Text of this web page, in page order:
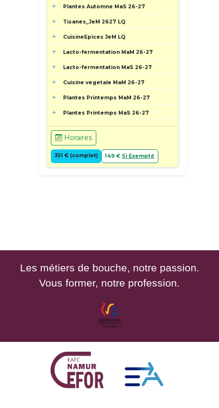
Plantes Automne MaS 26-27
Tisanes_JeM 2627 LQ
CuisineEpices JeM LQ
Lacto-fermentation MaM 26-27
Lacto-fermentation MaS 26-27
Cuisine vegetale MaM 26-27
Plantes Printemps MaM 26-27
Plantes Printemps MaS 26-27
Horaires
351 € (complet) 149 € Si Exempté
Les métiers de bouche, notre passion.
Vous former, notre profession.